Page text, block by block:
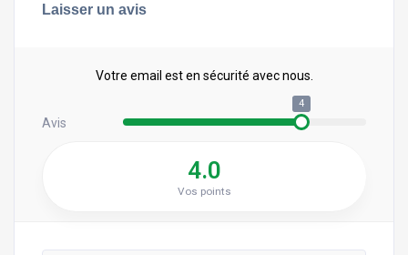
Laisser un avis
Votre email est en sécurité avec nous.
Avis
4
4.0
Vos points